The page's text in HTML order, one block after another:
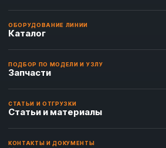
ОБОРУДОВАНИЕ ЛИНИИ
Каталог
ПОДБОР ПО МОДЕЛИ И УЗЛУ
Запчасти
СТАТЬИ И ОТГРУЗКИ
Статьи и материалы
КОНТАКТЫ И ДОКУМЕНТЫ